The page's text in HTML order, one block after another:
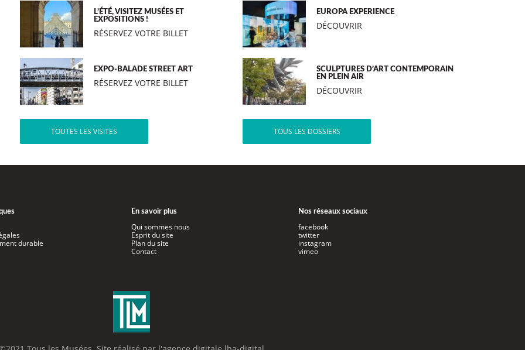
L’ÉTÉ, VISITEZ MUSÉES ET
EXPOSITIONS !
RÉSERVEZ VOTRE BILLET
EXPO-BALADE STREET ART
RÉSERVEZ VOTRE BILLET
TOUTES LES VISITES
EUROPA EXPERIENCE
DÉCOUVRIR
SCULPTURES D’ART CONTEMPORAIN
EN PLEIN AIR
DÉCOUVRIR
TOUS LES DOSSIERS
durable
En savoir plus
Qui sommes nous
Esprit du site
Plan du site
Contact
Nos réseaux sociaux
facebook
twitter
instagram
vimeo